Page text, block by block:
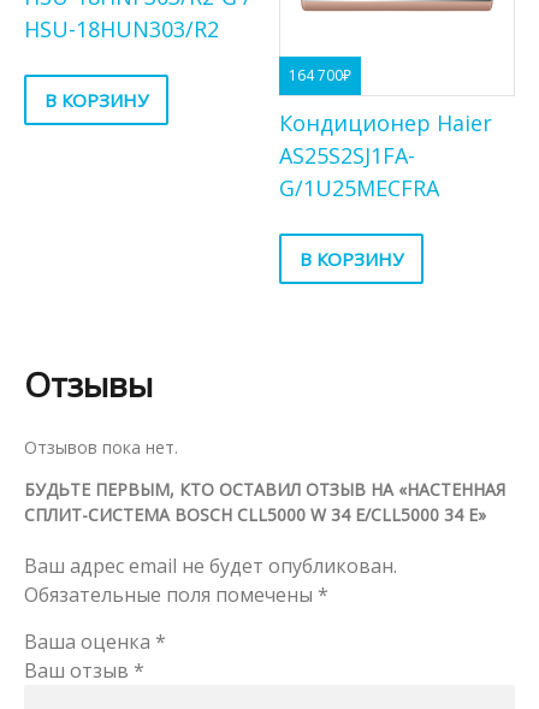
HSU-18HUN303/R2
В КОРЗИНУ
164 700₽
Кондиционер Haier
AS25S2SJ1FA-
G/1U25MECFRA
В КОРЗИНУ
Отзывы
Отзывов пока нет.
БУДЬТЕ ПЕРВЫМ, КТО ОСТАВИЛ ОТЗЫВ НА «НАСТЕННАЯ
СПЛИТ-СИСТЕМА BOSCH CLL5000 W 34 E/CLL5000 34 E»
Ваш адрес email не будет опубликован.
Обязательные поля помечены *
Ваша оценка *
Ваш отзыв *